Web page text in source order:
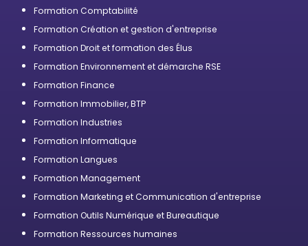
Formation Comptabilité
Formation Création et gestion d'entreprise
Formation Droit et formation des Élus
Formation Environnement et démarche RSE
Formation Finance
Formation Immobilier, BTP
Formation Industries
Formation Informatique
Formation Langues
Formation Management
Formation Marketing et Communication d'entreprise
Formation Outils Numérique et Bureautique
Formation Ressources humaines